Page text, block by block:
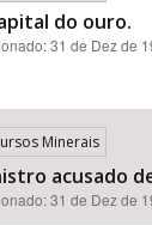
do ouro.
31 de Dez de
Minerais
acusado
31 de Dez de